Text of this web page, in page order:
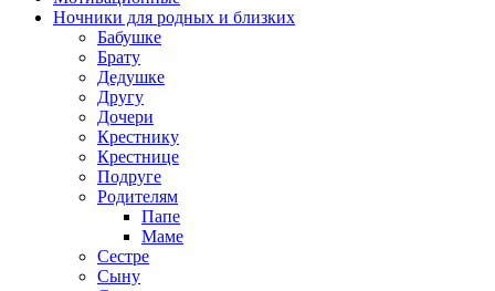
Ночники для родных и близких
Бабушке
Брату
Дедушке
Другу
Дочери
Крестнику
Крестнице
Подруге
Родителям
Папе
Маме
Сестре
Сыну